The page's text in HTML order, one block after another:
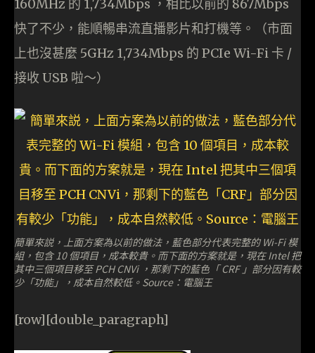
160MHz 的 1,734Mbps ，相比以前的 867Mbps
快了不少，能順暢串流直播影片和打機等。（市面
上也沒甚麼 5GHz 1,734Mbps 的 PCIe Wi-Fi 卡 /
接收 USB 啦～）
簡單來説，上面方案為以前的做法，藍色部分代表完整的 Wi-Fi 模
組，包含 10 個項目，成本較貴。而下面的方案就是，現在 Intel 把
其中三個項目移至 PCH CNVi ，那剩下的藍色「 CRF 」部分因有較
少「功能」，成本自然較低。Source：電腦王
[row][double_paragraph]